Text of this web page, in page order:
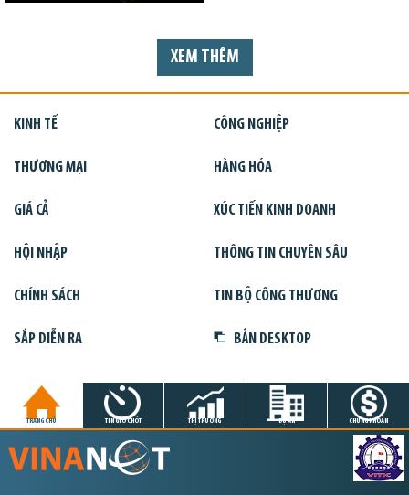
XEM THÊM
KINH TẾ CÔNG NGHIỆP
THƯƠNG MẠI HÀNG HÓA
GIÁ CẢ XÚC TIẾN KINH DOANH
HỘI NHẬP THÔNG TIN CHUYÊN SÂU
CHÍNH SÁCH TIN BỘ CÔNG THƯƠNG
SẮP DIỄN RA BẢN DESKTOP
TRANG CHỦ TIN GIỜ CHÓT THỊ TRƯỜNG DỰ ÁN CHỨNG KHOÁN